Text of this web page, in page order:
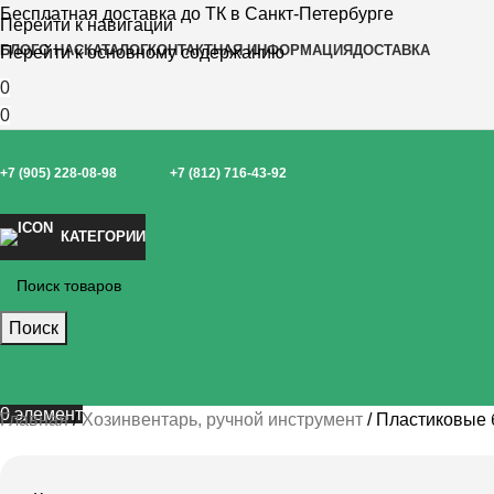
Перейти к навигации
Перейти к основному содержанию
Бесплатная доставка до ТК в Санкт-Петербурге
БЛОГО НАСКАТАЛОГКОНТАКТНАЯ ИНФОРМАЦИЯДОСТАВКА
0
0
+7 (905) 228-08-98 +7 (812) 716-43-92
КАТЕГОРИИ
Поиск
0элемент
Главная Хозинвентарь, ручной инструмент Пластиковые